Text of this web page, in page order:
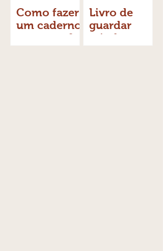
Como fazer
um caderno
cartonera?
Livro de
guardar
miudezas -